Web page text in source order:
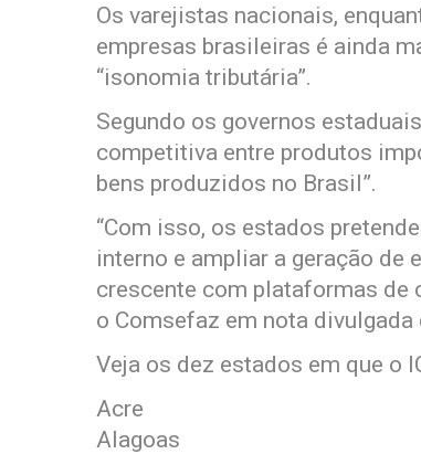
Os varejistas nacionais,
empresas brasileiras é ainda
“isonomia tributária”.
Segundo os governos
competitiva entre produtos
bens produzidos no Brasil”.
“Com isso, os estados
interno e ampliar a geração de
crescente com plataformas de
o Comsefaz em nota divulgada
Veja os dez estados em que o
Acre
Alagoas